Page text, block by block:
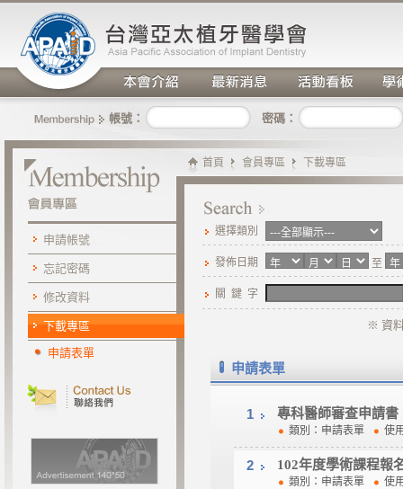
帳號： 密碼：
申請帳號
忘記密碼
修改資料
下載專區
申請表單
首頁 會員專區 下載專區
選擇類別
發佈日期 至
關 鍵 字
※ 資
申請表單
1 專科醫師審查申請書
類別：申請表單 使
2 102年度學術課程報
類別：申請表單 使